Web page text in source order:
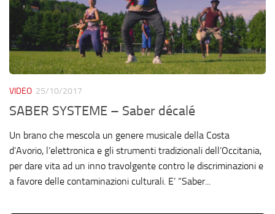
VIDEO 25/10/2017
SABER SYSTEME – Saber décalé
Un brano che mescola un genere musicale della Costa
d’Avorio, l’elettronica e gli strumenti tradizionali dell’Occitania,
per dare vita ad un inno travolgente contro le discriminazioni e
a favore delle contaminazioni culturali. E’ “Saber...